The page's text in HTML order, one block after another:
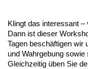
Klingt das interessant
Dann ist dieser
Tagen beschäftigen wir
und Wahrgebung
Gleichzeitig üben Sie